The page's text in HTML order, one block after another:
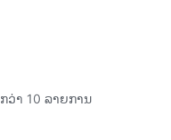
ວ່າ 10 ລາຍການ